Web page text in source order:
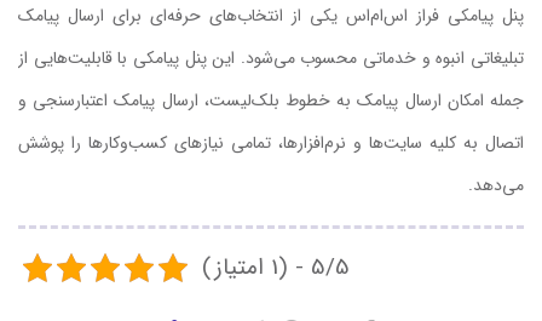
پنل پیامکی فراز اس‌ام‌اس یکی از انتخاب‌های حرفه‌ای برای ارسال پیامک
تبلیغاتی انبوه و خدماتی محسوب می‌شود. این پنل پیامکی با قابلیت‌هایی از
جمله امکان ارسال پیامک به خطوط بلک‌لیست، ارسال پیامک اعتبارسنجی و
اتصال به کلیه سایت‌ها و نرم‌افزارها، تمامی نیازهای کسب‌وکارها را پوشش
می‌دهد.
5/5 - (1 امتیاز)